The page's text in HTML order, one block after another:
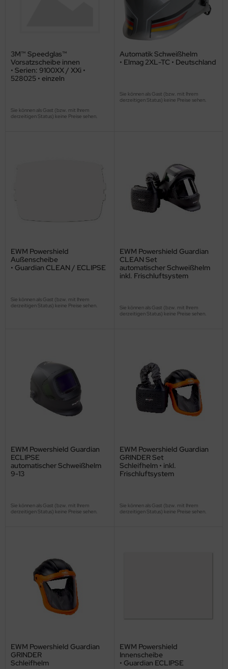
3M™ Speedglas™
Vorsatzscheibe innen
• Serien: 9100XX / XXi •
528025 • einzeln
Sie können als Gast (bzw. mit Ihrem
derzeitigen Status) keine Preise sehen.
Automatik Schweißhelm
• Elmag 2XL-TC • Deutschland
Sie können als Gast (bzw. mit Ihrem
derzeitigen Status) keine Preise sehen.
EWM Powershield
Außenscheibe
• Guardian CLEAN / ECLIPSE
Sie können als Gast (bzw. mit Ihrem
derzeitigen Status) keine Preise sehen.
EWM Powershield Guardian
CLEAN Set
automatischer Schweißhelm
inkl. Frischluftsystem
Sie können als Gast (bzw. mit Ihrem
derzeitigen Status) keine Preise sehen.
EWM Powershield Guardian
ECLIPSE
automatischer Schweißhelm
9-13
Sie können als Gast (bzw. mit Ihrem
derzeitigen Status) keine Preise sehen.
EWM Powershield Guardian
GRINDER Set
Schleifhelm • inkl.
Frischluftsystem
Sie können als Gast (bzw. mit Ihrem
derzeitigen Status) keine Preise sehen.
EWM Powershield Guardian
GRINDER
Schleifhelm
EWM Powershield
Innenscheibe
• Guardian ECLIPSE